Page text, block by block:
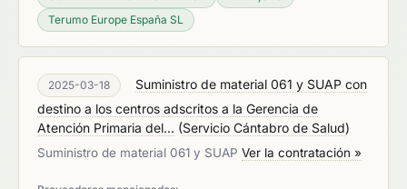
Terumo Europe España SL
2025-03-18
Suministro de material 061 y SUAP con
destino a los centros adscritos a la Gerencia de
Atención Primaria del... (Servicio Cántabro de Salud)
Suministro de material 061 y SUAP Ver la contratación »